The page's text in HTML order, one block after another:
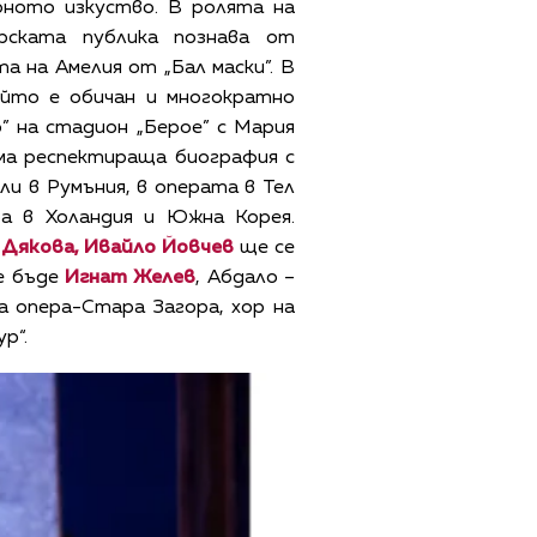
изкуство. В ролята на
публика познава от
на Амелия от „Бал маски”. В
е обичан и многократно
на стадион „Берое” с Мария
респектираща биография с
в Румъния, в операта в Тел
в Холандия и Южна Корея.
Ивайло Йовчевще се
бъде Игнат Желев, Абдало –
опера-Стара Загора, хор на